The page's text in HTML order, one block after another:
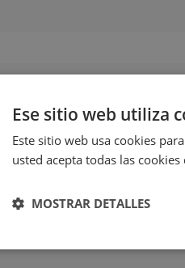
Ese sitio web utiliza
Este sitio web usa cookies
usted acepta todas las
MOSTRAR DETALLES